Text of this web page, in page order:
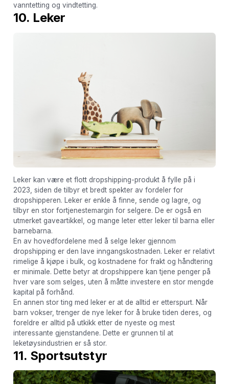
vanntetting og vindtetting.
10. Leker
Leker kan være et flott dropshipping-produkt å fylle på i
2023, siden de tilbyr et bredt spekter av fordeler for
dropshipperen. Leker er enkle å finne, sende og lagre, og
tilbyr en stor fortjenestemargin for selgere. De er også en
utmerket gaveartikkel, og mange leter etter leker til barna eller
barnebarna.
En av hovedfordelene med å selge leker gjennom
dropshipping er den lave inngangskostnaden. Leker er relativt
rimelige å kjøpe i bulk, og kostnadene for frakt og håndtering
er minimale. Dette betyr at dropshippere kan tjene penger på
hver vare som selges, uten å måtte investere en stor mengde
kapital på forhånd.
En annen stor ting med leker er at de alltid er etterspurt. Når
barn vokser, trenger de nye leker for å bruke tiden deres, og
foreldre er alltid på utkikk etter de nyeste og mest
interessante gjenstandene. Dette er grunnen til at
leketøysindustrien er så stor.
11. Sportsutstyr